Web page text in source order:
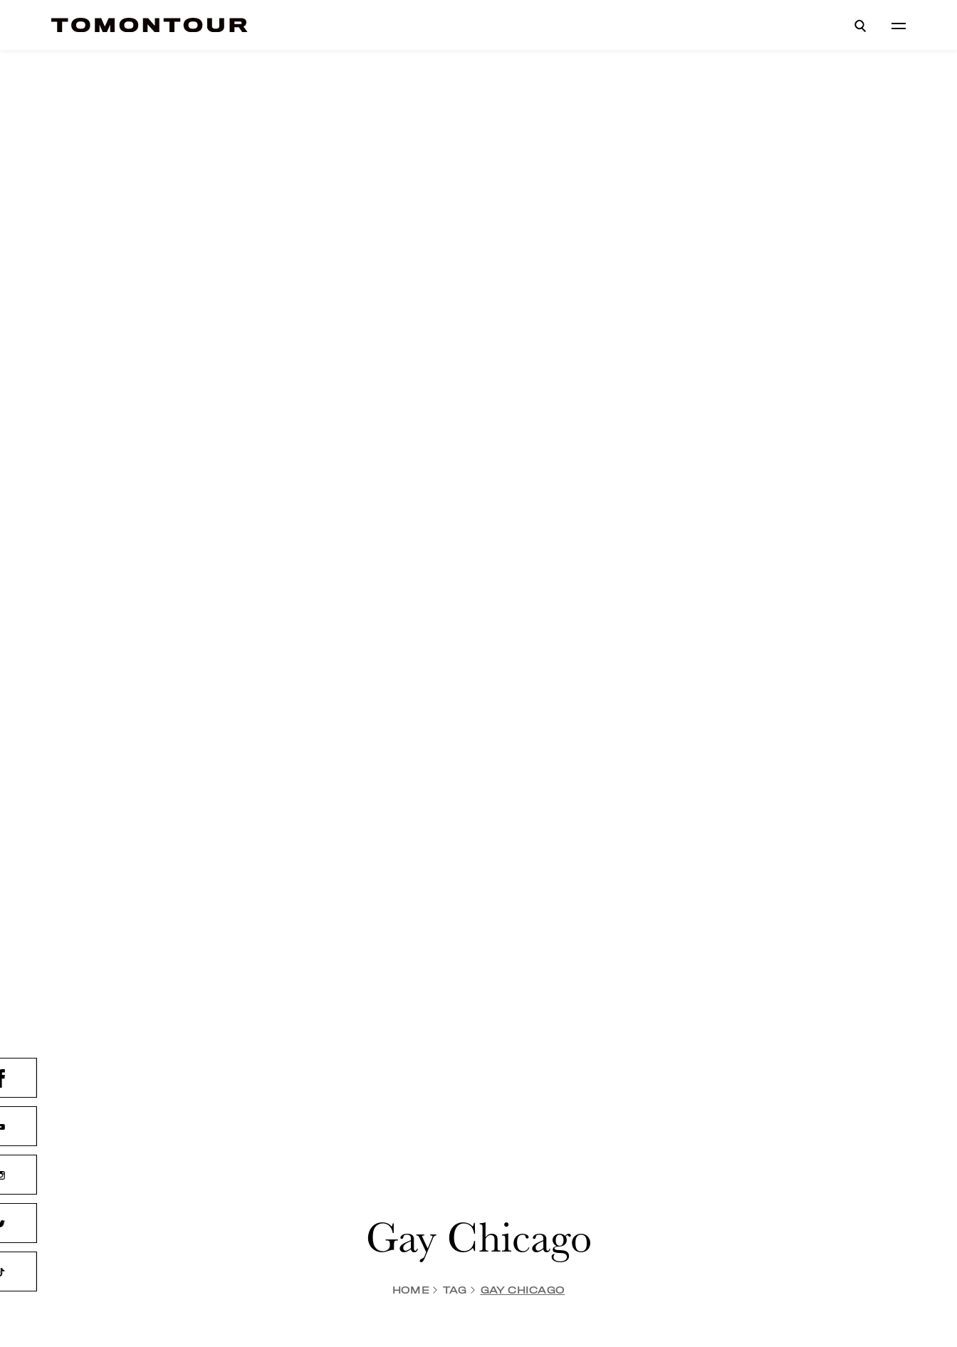
Gay Chicago
HOME TAG GAY CHICAGO